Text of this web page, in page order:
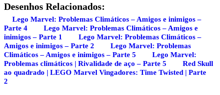
Desenhos Relacionados:
Lego Marvel: Problemas Climáticos – Amigos e inimigos –
Parte 4
Lego Marvel: Problemas Climáticos – Amigos e
inimigos – Parte 1
Lego Marvel: Problemas Climáticos –
Amigos e inimigos – Parte 2
Lego Marvel: Problemas
Climáticos – Amigos e inimigos – Parte 5
Lego Marvel:
Problemas climáticos | Rivalidade de aço – Parte 5
Red Skull
ao quadrado | LEGO Marvel Vingadores: Time Twisted | Parte
2